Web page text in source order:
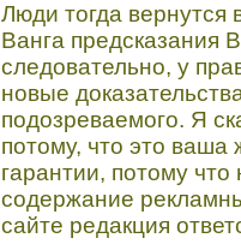
Люди тогда вернутся
Ванга предсказания
следовательно, у
новые
подозреваемого. Я
потому, что это
гарантии, потому
содержание
сайте редакция